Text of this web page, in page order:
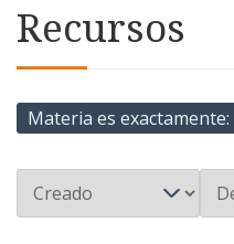
Recursos
Materia es exactamente